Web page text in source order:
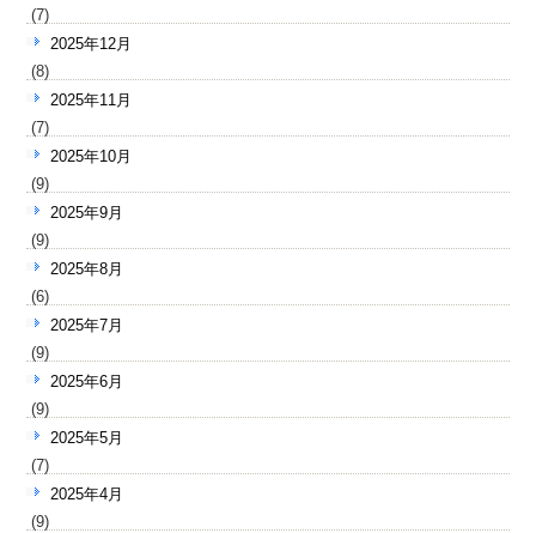
(7)
2025年12月
(8)
2025年11月
(7)
2025年10月
(9)
2025年9月
(9)
2025年8月
(6)
2025年7月
(9)
2025年6月
(9)
2025年5月
(7)
2025年4月
(9)